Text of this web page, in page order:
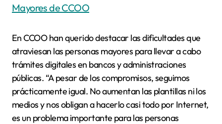
Mayores de CCOO
En CCOO han querido destacar las dificultades que
atraviesan las personas mayores para llevar a cabo
trámites digitales en bancos y administraciones
públicas. “A pesar de los compromisos, seguimos
prácticamente igual. No aumentan las plantillas ni los
medios y nos obligan a hacerlo casi todo por Internet,
es un problema importante para las personas